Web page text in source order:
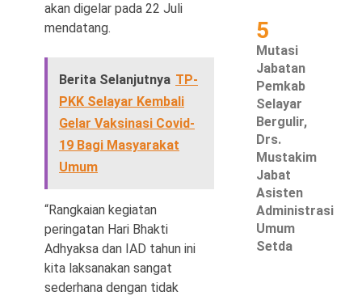
akan digelar pada 22 Juli
mendatang.
Berita Selanjutnya TP-
PKK Selayar Kembali
Gelar Vaksinasi Covid-
19 Bagi Masyarakat
Umum
“Rangkaian kegiatan
peringatan Hari Bhakti
Adhyaksa dan IAD tahun ini
kita laksanakan sangat
sederhana dengan tidak
5
Mutasi
Jabatan
Pemkab
Selayar
Bergulir,
Drs.
Mustakim
Jabat
Asisten
Administrasi
Umum
Setda